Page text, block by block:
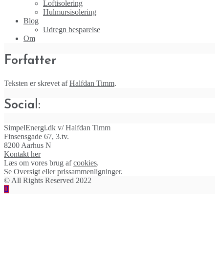
Loftisolering
Hulmursisolering
Blog
Udregn besparelse
Om
Forfatter
Teksten er skrevet afHalfdan Timm.
Social:
SimpelEnergi.dk v/ Halfdan Timm
Finsensgade 67, 3.tv.
8200 Aarhus N
Kontakt her
Læs om vores brug afcookies.
Se Oversigt ellerprissammenligninger.
© All Rights Reserved 2022